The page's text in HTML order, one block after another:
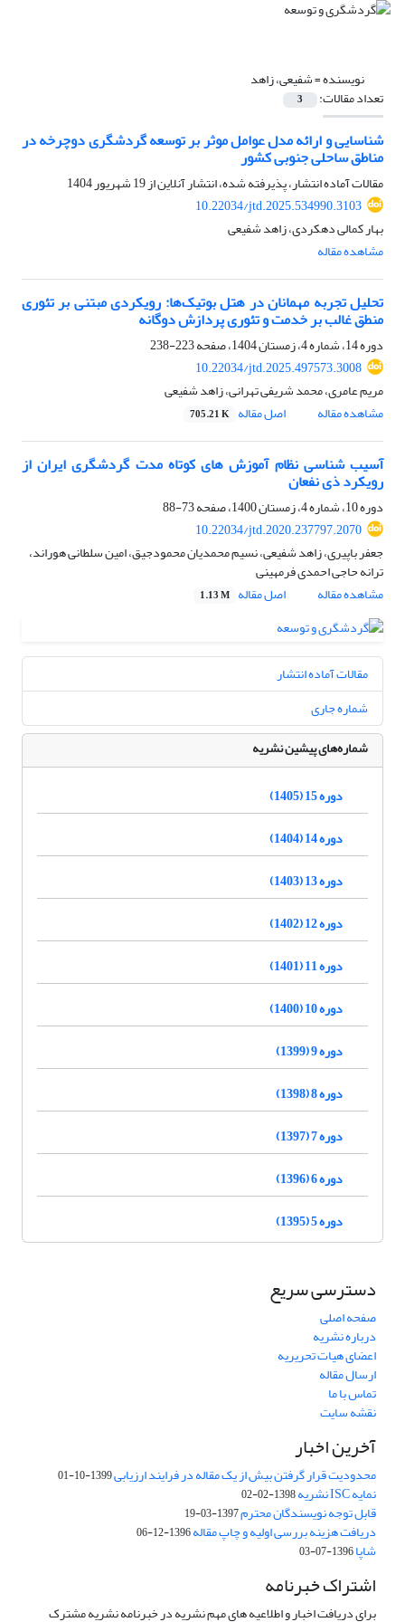
نویسنده =شفیعی، زاهد
تعداد مقالات: 3
شناسایی و ارائه مدل عوامل موثر بر توسعه گردشگری دوچرخه در
مناطق ساحلی جنوبی کشور
مقالات آماده انتشار، پذیرفته شده، انتشار آنلاین از19 شهریور 1404
10.22034/jtd.2025.534990.3103
بهار کمالی دهکردی، زاهد شفیعی
مشاهده مقاله
تحلیل تجربه مهمانان در هتل بوتیک‌ها: رویکردی مبتنی بر تئوری
منطق غالب بر خدمت و تئوری پردازش دوگانه
دوره 14، شماره 4، زمستان 1404، صفحه
223-238
10.22034/jtd.2025.497573.3008
مریم عامری، محمد شریفی تهرانی، زاهد شفیعی
مشاهده مقاله
اصل مقاله 705.21 K
آسیب شناسی نظام آموزش های کوتاه مدت گردشگری ایران از
رویکرد ذی نفعان
دوره 10، شماره 4، زمستان 1400، صفحه
73-88
10.22034/jtd.2020.237797.2070
جعفر باپیری، زاهد شفیعی، نسیم محمدیان محمودجیق، امین سلطانی هوراند،
ترانه حاجی احمدی فرمهینی
مشاهده مقاله
اصل مقاله 1.13 M
مقالات آماده انتشار
شماره جاری
شماره‌های پیشین نشریه
دوره 15 (1405)
دوره 14 (1404)
دوره 13 (1403)
دوره 12 (1402)
دوره 11 (1401)
دوره 10 (1400)
دوره 9 (1399)
دوره 8 (1398)
دوره 7 (1397)
دوره 6 (1396)
دوره 5 (1395)
دسترسی سریع
صفحه اصلی
درباره نشریه
اعضای هیات تحریریه
ارسال مقاله
تماس با ما
نقشه سایت
آخرین اخبار
محدودیت قرار گرفتن بیش از یک مقاله در فرایند ارزیابی1399-10-01
نمایه ISC نشریه 1398-02-02
قابل توجه نویسندگان محترم1397-03-19
دریافت هزینه بررسی اولیه و چاپ مقاله1396-12-06
شاپا1396-07-03
اشتراک خبرنامه
برای دریافت اخبار و اطلاعیه های مهم نشریه در خبرنامه نشریه مشترک